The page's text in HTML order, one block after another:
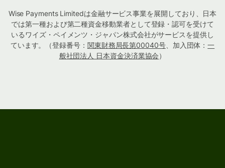
Wise Payments Limitedは金融サービス事業を展開しており、日本
では第一種および第二種資金移動業者として登録・認可を受けて
いるワイズ・ペイメンツ・ジャパン株式会社がサービスを提供し
ています。（登録番号： 関東財務局長第00040号、加入団体：一
般社団法人 日本資金決済業協会）